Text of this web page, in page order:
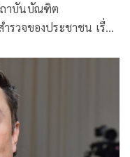
ถาบันบัณฑิต
วจของประชาชน เรื่อง